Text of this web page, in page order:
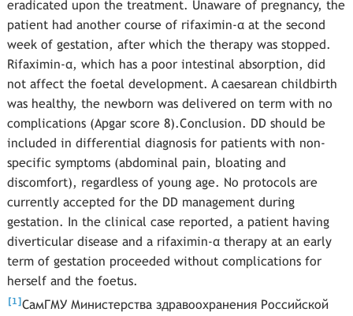
eradicated upon the treatment. Unaware of pregnancy, the
patient had another course of rifaximin-α at the second
week of gestation, after which the therapy was stopped.
Rifaximin-α, which has a poor intestinal absorption, did
not affect the foetal development. A caesarean childbirth
was healthy, the newborn was delivered on term with no
complications (Apgar score 8).Conclusion. DD should be
included in differential diagnosis for patients with non-
specific symptoms (abdominal pain, bloating and
discomfort), regardless of young age. No protocols are
currently accepted for the DD management during
gestation. In the clinical case reported, a patient having
diverticular disease and a rifaximin-α therapy at an early
term of gestation proceeded without complications for
herself and the foetus.
[1]СамГМУ Министерства здравоохранения Российской